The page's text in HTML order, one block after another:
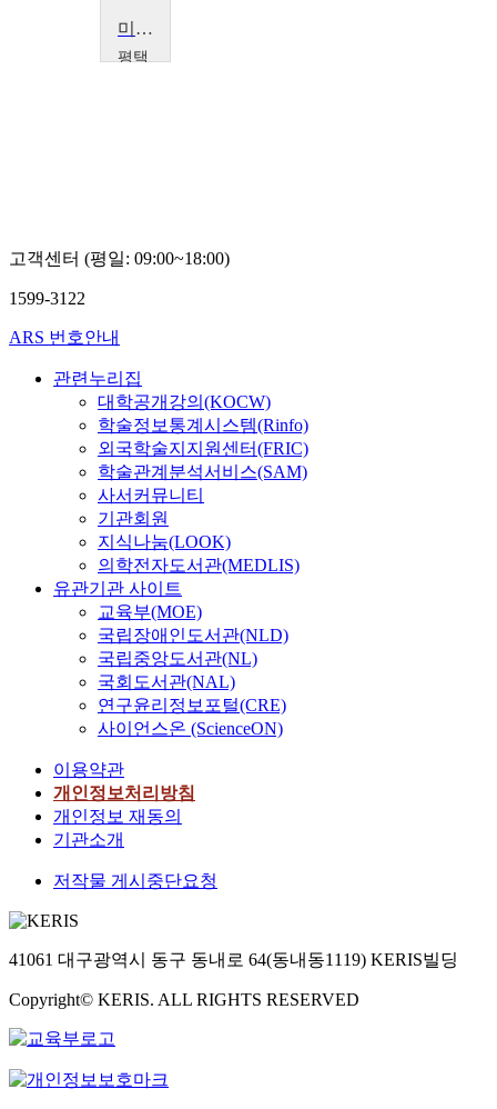
미
닉
미국사회와 문학
평택
고객센터 (평일: 09:00~18:00)
1599-3122
ARS 번호안내
관련누리집
대학공개강의(KOCW)
학술정보통계시스템(Rinfo)
외국학술지지원센터(FRIC)
학술관계분석서비스(SAM)
사서커뮤니티
기관회원
지식나눔(LOOK)
의학전자도서관(MEDLIS)
유관기관 사이트
교육부(MOE)
국립장애인도서관(NLD)
국립중앙도서관(NL)
국회도서관(NAL)
연구윤리정보포털(CRE)
사이언스온 (ScienceON)
이용약관
개인정보처리방침
개인정보 재동의
기관소개
저작물 게시중단요청
41061 대구광역시 동구 동내로 64(동내동1119) KERIS빌딩
Copyright© KERIS. ALL RIGHTS RESERVED